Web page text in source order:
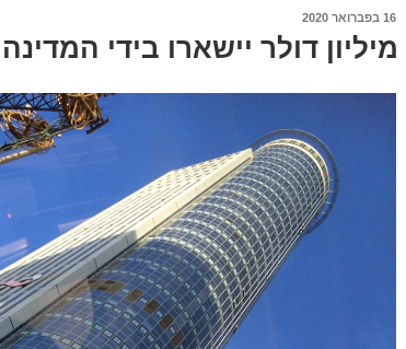
פורסם
16 בפברואר 2020
מיליון דולר יישארו בידי המדינה